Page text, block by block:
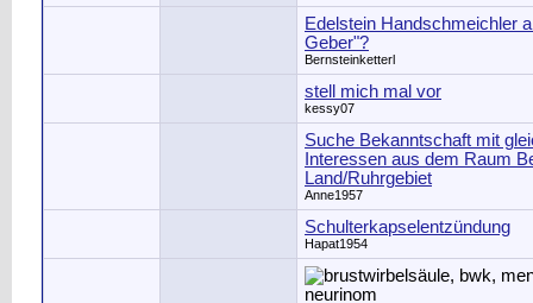
Edelstein Handschmeichler
Geber"?
Bernsteinketterl
stell mich mal vor
kessy07
Suche Bekanntschaft mit
Interessen aus dem Raum
Land/Ruhrgebiet
Anne1957
Schulterkapselentzündung
Hapat1954